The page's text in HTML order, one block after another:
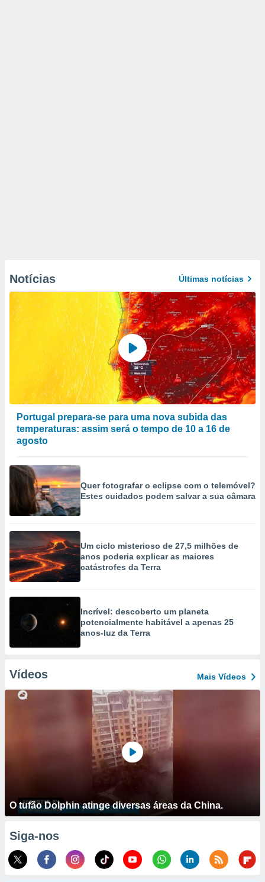
Notícias Últimas notícias
Portugal prepara-se para uma nova subida das
temperaturas: assim será o tempo de 10 a 16 de
agosto
Quer fotografar o eclipse com o telemóvel?
Estes cuidados podem salvar a sua câmara
Um ciclo misterioso de 27,5 milhões de
anos poderia explicar as maiores
catástrofes da Terra
Incrível: descoberto um planeta
potencialmente habitável a apenas 25
anos-luz da Terra
Vídeos Mais Vídeos
O tufão Dolphin atinge diversas áreas da China.
Siga-nos